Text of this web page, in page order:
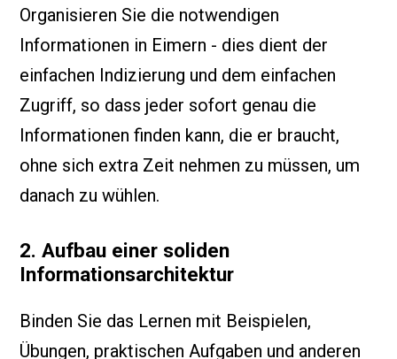
Organisieren Sie die notwendigen
Informationen in Eimern - dies dient der
einfachen Indizierung und dem einfachen
Zugriff, so dass jeder sofort genau die
Informationen finden kann, die er braucht,
ohne sich extra Zeit nehmen zu müssen, um
danach zu wühlen.
2. Aufbau einer soliden
Informationsarchitektur
Binden Sie das Lernen mit Beispielen,
Übungen, praktischen Aufgaben und anderen